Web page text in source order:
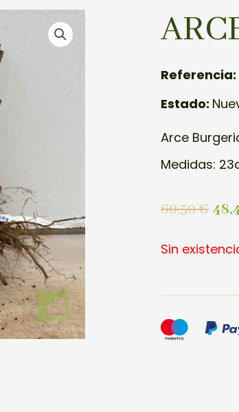
Referencia:
Estado:
Arce
Medidas:
60,50€
Sin